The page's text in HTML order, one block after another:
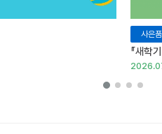
사은품
『새학